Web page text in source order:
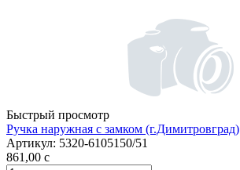
Быстрый просмотр
Ручка наружная с замком (г.Димитровград)
Артикул: 5320-6105150/51
861,00 c